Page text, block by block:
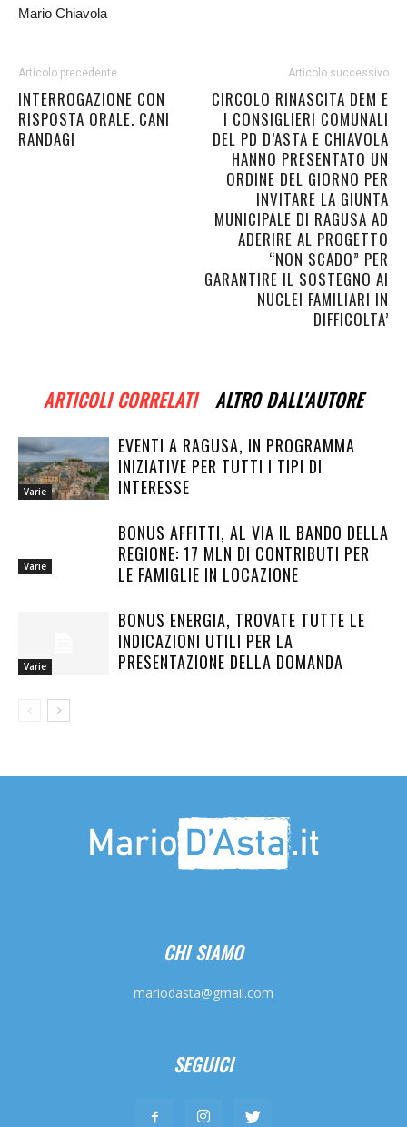
Mario Chiavola
Articolo precedente
INTERROGAZIONE CON
RISPOSTA ORALE. CANI
RANDAGI
Articolo successivo
CIRCOLO RINASCITA DEM E
I CONSIGLIERI COMUNALI
DEL PD D’ASTA E CHIAVOLA
HANNO PRESENTATO UN
ORDINE DEL GIORNO PER
INVITARE LA GIUNTA
MUNICIPALE DI RAGUSA AD
ADERIRE AL PROGETTO
“NON SCADO” PER
GARANTIRE IL SOSTEGNO AI
NUCLEI FAMILIARI IN
DIFFICOLTA’
ARTICOLI CORRELATI ALTRO DALL'AUTORE
Varie
EVENTI A RAGUSA, IN PROGRAMMA
INIZIATIVE PER TUTTI I TIPI DI
INTERESSE
Varie
BONUS AFFITTI, AL VIA IL BANDO DELLA
REGIONE: 17 MLN DI CONTRIBUTI PER
LE FAMIGLIE IN LOCAZIONE
Varie
BONUS ENERGIA, TROVATE TUTTE LE
INDICAZIONI UTILI PER LA
PRESENTAZIONE DELLA DOMANDA
CHI SIAMO
mariodasta@gmail.com
SEGUICI